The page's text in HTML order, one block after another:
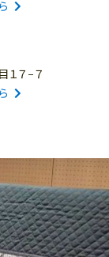
７−７